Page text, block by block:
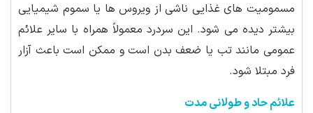
مسمومیت های غذایی ناشی از ویروس ها یا سموم شیمیایی
بیشتر دیده می شود. این سردرد معمولاً همراه با سایر علائم
عمومی مانند تب یا ضعف بدن است و ممکن است باعث آزار
فرد مبتلا شود.
علائم حاد و طولانی مدت